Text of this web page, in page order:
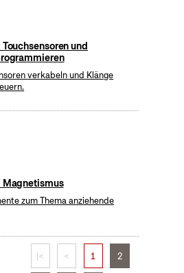
und
verkabeln und Klänge
Magnetismus
zum Thema anziehende
|< < 1 2